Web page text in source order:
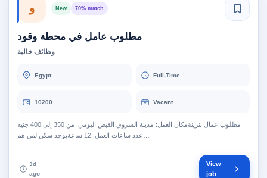
و New 70% match
مطلوب عامل في محطة وقود
وظائف خالية
Egypt Full-Time
10200 Vacant
مطلوب عمال بنزينةمكان العمل: مدينة الشروق القبض اليومي: من 350 إلى 400 جنيه
3d
ago
View
job